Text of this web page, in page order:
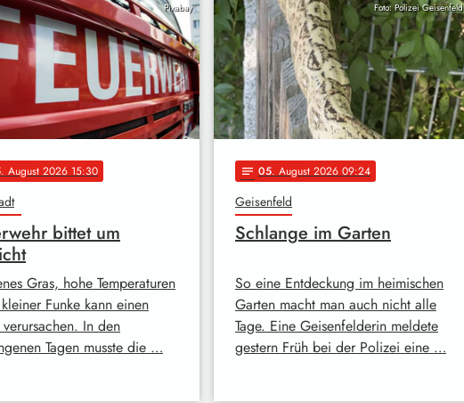
Pixabay
. August 2026 15:30
bittet um
Gras, hohe Temperaturen
Funke kann einen
In den
Tagen musste die …
Foto: Polizei Geisenfeld
notes 05. August 2026 09:24
Geisenfeld
Schlange im Garten
So eine Entdeckung im heimischen
Garten macht man auch nicht alle
Tage. Eine Geisenfelderin meldete
gestern Früh bei der Polizei eine …